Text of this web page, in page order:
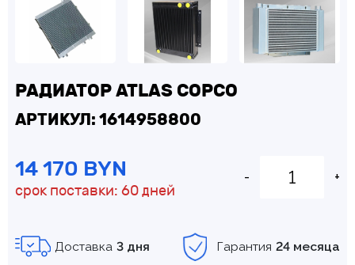
РАДИАТОР ATLAS COPCO
АРТИКУЛ: 1614958800
14 170 BYN
срок поставки: 60 дней
- +
Доставка 3 дня Гарантия 24 месяца